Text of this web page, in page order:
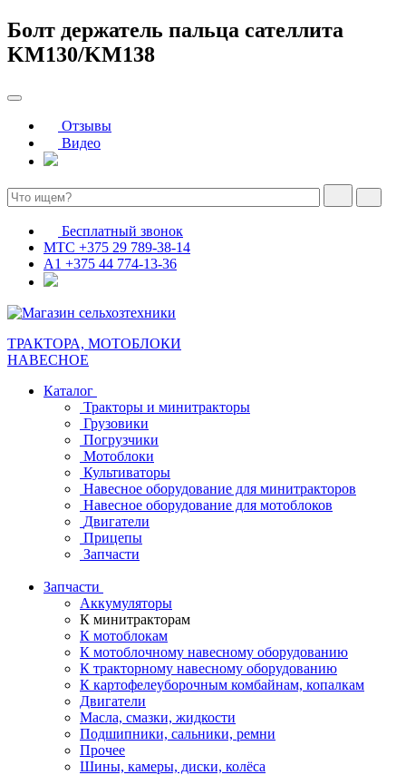
Болт держатель пальца сателлита
KM130/KM138
Отзывы
Видео
Бесплатный звонок
МТС +375 29 789-38-14
А1 +375 44 774-13-36
ТРАКТОРА, МОТОБЛОКИ
НАВЕСНОЕ
Каталог
Тракторы и минитракторы
Грузовики
Погрузчики
Мотоблоки
Культиваторы
Навесное оборудование для минитракторов
Навесное оборудование для мотоблоков
Двигатели
Прицепы
Запчасти
Запчасти
Аккумуляторы
К минитракторам
К мотоблокам
К мотоблочному навесному оборудованию
К тракторному навесному оборудованию
К картофелеуборочным комбайнам, копалкам
Двигатели
Масла, смазки, жидкости
Подшипники, сальники, ремни
Прочее
Шины, камеры, диски, колёса